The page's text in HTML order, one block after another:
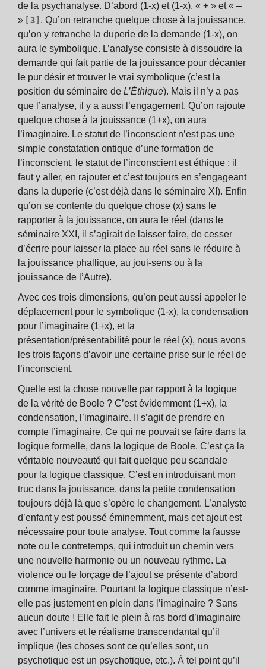
de la psychanalyse. D’abord (1-x) et (1-x), « + » et « –
» [3] . Qu’on retranche quelque chose à la jouissance,
qu’on y retranche la duperie de la demande (1-x), on
aura le symbolique. L’analyse consiste à dissoudre la
demande qui fait partie de la jouissance pour décanter
le pur désir et trouver le vrai symbolique (c’est la
position du séminaire de L’Éthique). Mais il n’y a pas
que l’analyse, il y a aussi l’engagement. Qu’on rajoute
quelque chose à la jouissance (1+x), on aura
l’imaginaire. Le statut de l’inconscient n’est pas une
simple constatation ontique d’une formation de
l’inconscient, le statut de l’inconscient est éthique : il
faut y aller, en rajouter et c’est toujours en s’engageant
dans la duperie (c’est déjà dans le séminaire XI). Enfin
qu’on se contente du quelque chose (x) sans le
rapporter à la jouissance, on aura le réel (dans le
séminaire XXI, il s’agirait de laisser faire, de cesser
d’écrire pour laisser la place au réel sans le réduire à
la jouissance phallique, au joui-sens ou à la
jouissance de l’Autre).
Avec ces trois dimensions, qu’on peut aussi appeler le
déplacement pour le symbolique (1-x), la condensation
pour l’imaginaire (1+x), et la
présentation/présentabilité pour le réel (x), nous avons
les trois façons d’avoir une certaine prise sur le réel de
l’inconscient.
Quelle est la chose nouvelle par rapport à la logique
de la vérité de Boole ? C’est évidemment (1+x), la
condensation, l’imaginaire. Il s’agit de prendre en
compte l’imaginaire. Ce qui ne pouvait se faire dans la
logique formelle, dans la logique de Boole. C’est ça la
véritable nouveauté qui fait quelque peu scandale
pour la logique classique. C’est en introduisant mon
truc dans la jouissance, dans la petite condensation
toujours déjà là que s’opère le changement. L’analyste
d’enfant y est poussé éminemment, mais cet ajout est
nécessaire pour toute analyse. Tout comme la fausse
note ou le contretemps, qui introduit un chemin vers
une nouvelle harmonie ou un nouveau rythme. La
violence ou le forçage de l’ajout se présente d’abord
comme imaginaire. Pourtant la logique classique n’est-
elle pas justement en plein dans l’imaginaire ? Sans
aucun doute ! Elle fait le plein à ras bord d’imaginaire
avec l’univers et le réalisme transcendantal qu’il
implique (les choses sont ce qu’elles sont, un
psychotique est un psychotique, etc.). À tel point qu’il